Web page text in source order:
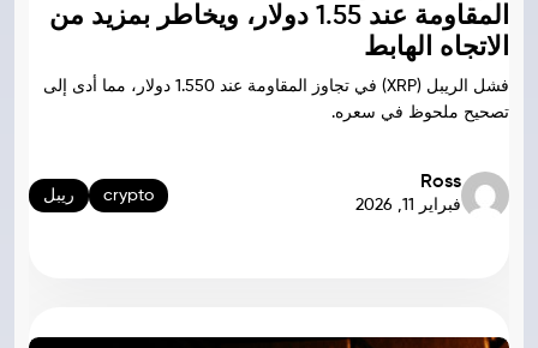
المقاومة عند 1.55 دولار، ويخاطر بمزيد من
الاتجاه الهابط
فشل الريبل (XRP) في تجاوز المقاومة عند 1.550 دولار، مما أدى إلى
تصحيح ملحوظ في سعره.
Ross
فبراير 11, 2026
crypto ريبل